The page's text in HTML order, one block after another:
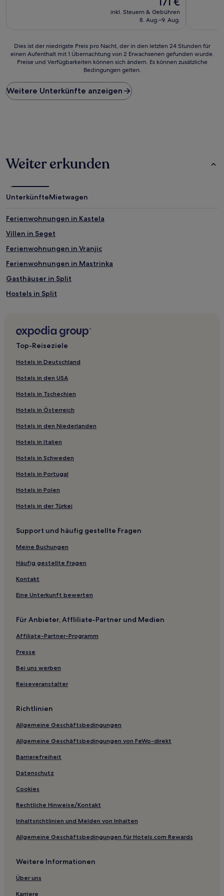
Preis
beträgt
inkl. Steuern & Gebühren
8. Aug.–9. Aug.
Dies
ist
Preis
pro
Nacht,
einen
1 Übernachtung
von
gefunden
Preise
Verfügbarkeiten
können
ändern.
können
Dies ist der niedrigste Preis pro Nacht, der in den letzten 24 Stunden für
einen Aufenthalt mit 1 Übernachtung von 2 Erwachsenen gefunden wurde.
Preise und Verfügbarkeiten können sich ändern. Es können zusätzliche
Bedingungen gelten.
Weitere Unterkünfte anzeigen
Weiter erkunden
UnterkünfteMietwagen
Ferienwohnungen in Kastela
Villen in Seget
Ferienwohnungen in Vranjic
Ferienwohnungen in Mastrinka
Gasthäuser in Split
Hostels in Split
Ferienwohnungen in Kaštel Novi
Ferienwohnungen in Trogir
Ferienwohnungen in Kaštel Gomilica
Ferienwohnungen in Čiovo
Ferienwohnungen in Kaštel Štafilić
2-Sterne-Hotels in Kaštel Lukšić
4-Sterne-Hotels in Altstadt Split
2-Sterne-Hotels in Arbanija
4-Sterne-Hotels in Seget Vranjica
3-Sterne-Hotels in Kaštel Kambelovac
2-Sterne-Hotels in Maslinica
3-Sterne-Hotels in Kaštel Gomilica
2-Sterne-Hotels in Seget Donji
4-Sterne-Hotels in Seget Donji
3-Sterne-Hotels in Poljica
3-Sterne-Hotels in Marina
4-Sterne-Hotels in Okrug Gornji
3-Sterne-Hotels in Vrsine
Familien in Okrug Gornji
Haustierfreundliche in Okrug Gornji
Haustierfreundliche in Čiovo
Hotels mit Parkplatz in Čiovo
Familien in Kastela
Luxus in Kastela
Günstige in Seget Donji
Hotels mit Parkplatz in Seget Donji
Hotels mit Pool in Seget Donji
Familien in Slatine
Günstige in Drvenik Veli
Familien in Vinisce
Familien in Trogir
Hotels mit inbegriffenem Frühstück in Trogir
Top-Reiseziele
Hotels in Deutschland
Hotels in den USA
Hotels in Tschechien
Hotels in Österreich
Hotels in den Niederlanden
Hotels in Italien
Hotels in Schweden
Hotels in Portugal
Hotels in Polen
Hotels in der Türkei
Support und häufig gestellte Fragen
Meine Buchungen
Häufig gestellte Fragen
Kontakt
Eine Unterkunft bewerten
Für Anbieter, Affliliate-Partner und Medien
Affiliate-Partner-Programm
Presse
Bei uns werben
Reiseveranstalter
Richtlinien
Allgemeine Geschäftsbedingungen
Allgemeine Geschäftsbedingungen von FeWo-direkt
Barrierefreiheit
Datenschutz
Cookies
Rechtliche Hinweise/Kontakt
Inhaltsrichtlinien und Melden von Inhalten
Allgemeine Geschäftsbedingungen für Hotels.com Rewards
Weitere Informationen
Über uns
Karriere